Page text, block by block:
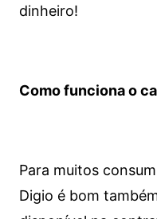
dinheiro!
Como funciona o
Para muitos
Digio é bom